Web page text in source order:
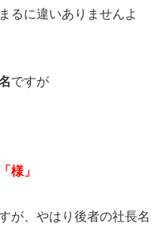
るに違いありませんよ
ですが
様」
が、やはり後者の社長名